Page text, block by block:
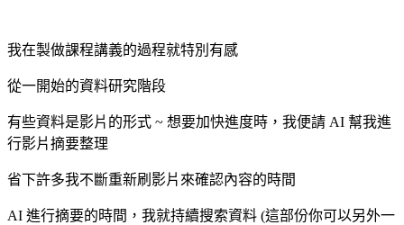
我在製做課程講義的過程就特別有感
從一開始的資料研究階段
有些資料是影片的形式 ~ 想要加快進度時，我便請 AI 幫我進
行影片摘要整理
省下許多我不斷重新刷影片來確認內容的時間
AI 進行摘要的時間，我就持續搜索資料 (這部份你可以另外一